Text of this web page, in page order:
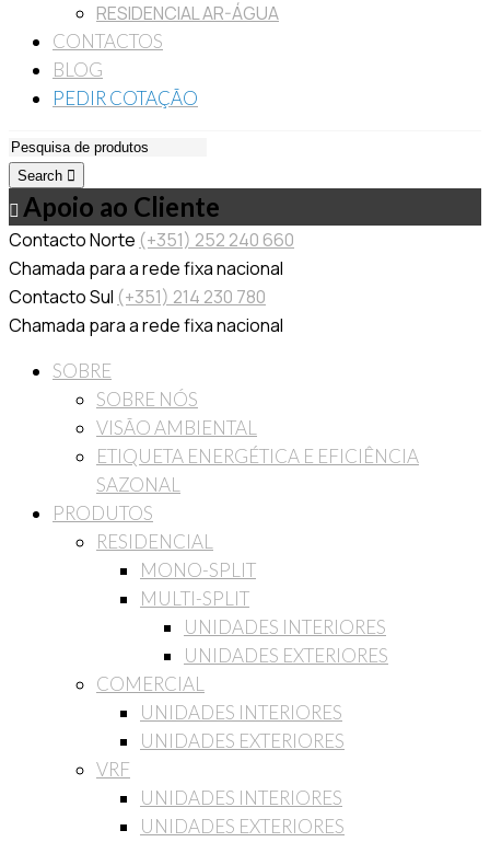
RESIDENCIAL AR-ÁGUA
CONTACTOS
BLOG
PEDIR COTAÇÃO
Search
Apoio ao Cliente
Contacto Norte (+351) 252 240 660
Chamada para a rede fixa nacional
Contacto Sul (+351) 214 230 780
Chamada para a rede fixa nacional
SOBRE
SOBRE NÓS
VISÃO AMBIENTAL
ETIQUETA ENERGÉTICA E EFICIÊNCIA
SAZONAL
PRODUTOS
RESIDENCIAL
MONO-SPLIT
MULTI-SPLIT
UNIDADES INTERIORES
UNIDADES EXTERIORES
COMERCIAL
UNIDADES INTERIORES
UNIDADES EXTERIORES
VRF
UNIDADES INTERIORES
UNIDADES EXTERIORES